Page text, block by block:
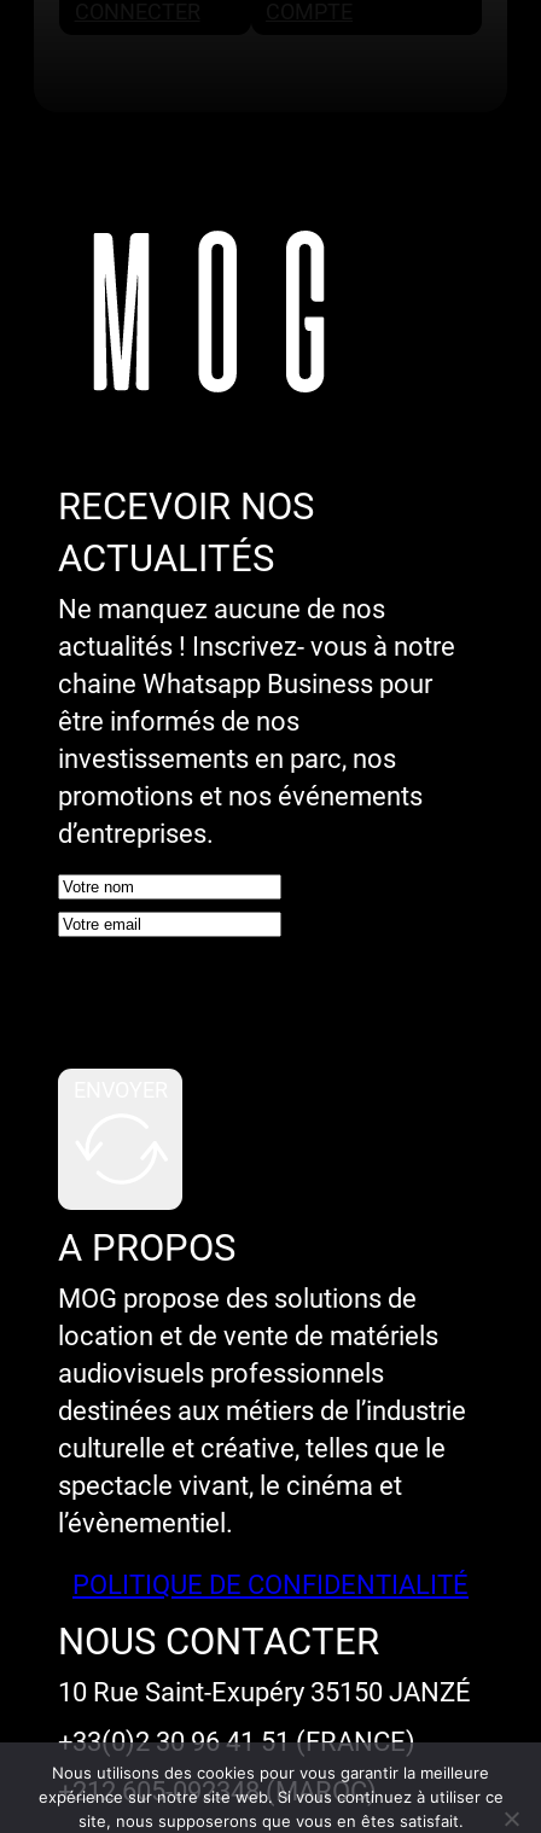
RECEVOIR NOS
ACTUALITÉS
Ne manquez aucune de nos
actualités ! Inscrivez- vous à notre
chaine Whatsapp Business pour
être informés de nos
investissements en parc, nos
promotions et nos événements
d’entreprises.
A PROPOS
MOG propose des solutions de
location et de vente de matériels
audiovisuels professionnels
destinées aux métiers de l’industrie
culturelle et créative, telles que le
spectacle vivant, le cinéma et
l’évènementiel.
POLITIQUE DE CONFIDENTIALITÉ
NOUS CONTACTER
10 Rue Saint-Exupéry 35150 JANZÉ
+33(0)2 30 96 41 51 (FRANCE)
+212 605-092348 (MAROC)
Nous utilisons des cookies pour vous garantir la meilleure
expérience sur notre site web. Si vous continuez à utiliser ce
site, nous supposerons que vous en êtes satisfait.